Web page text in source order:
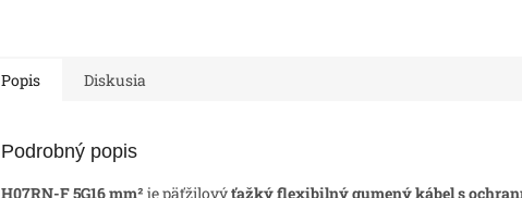
Popis Diskusia
Podrobný popis
H07RN-F 5G16 mm² je päťžilovýťažký flexibilný gumený kábel s